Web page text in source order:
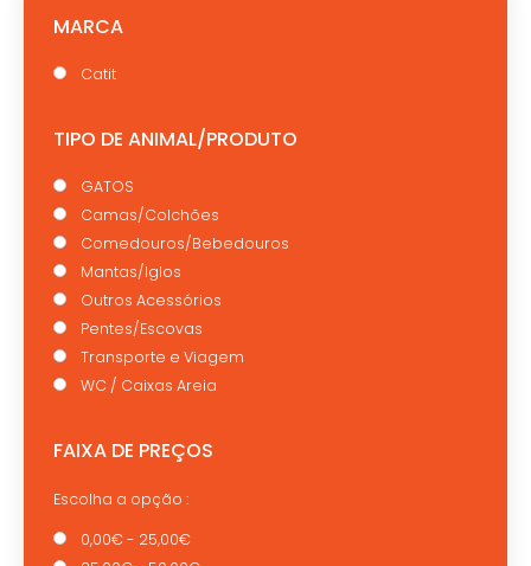
MARCA
Catit
TIPO DE ANIMAL/PRODUTO
GATOS
Camas/Colchões
Comedouros/Bebedouros
Mantas/Iglos
Outros Acessórios
Pentes/Escovas
Transporte e Viagem
WC / Caixas Areia
FAIXA DE PREÇOS
Escolha a opção :
0,00€ - 25,00€